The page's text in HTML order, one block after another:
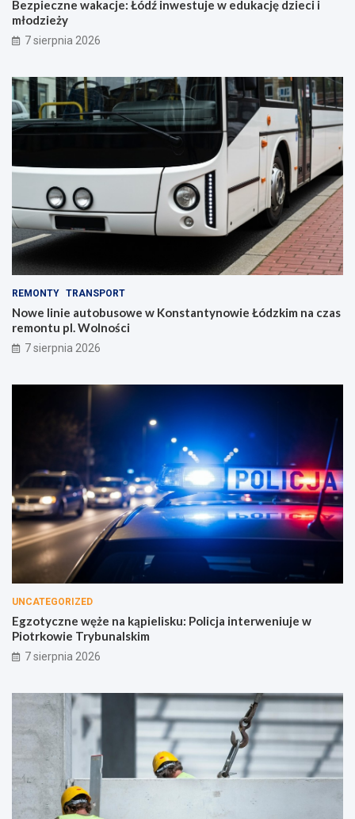
Bezpieczne wakacje: Łódź inwestuje w edukację dzieci i
młodzieży
7 sierpnia 2026
REMONTY TRANSPORT
Nowe linie autobusowe w Konstantynowie Łódzkim na czas
remontu pl. Wolności
7 sierpnia 2026
UNCATEGORIZED
Egzotyczne węże na kąpielisku: Policja interweniuje w
Piotrkowie Trybunalskim
7 sierpnia 2026